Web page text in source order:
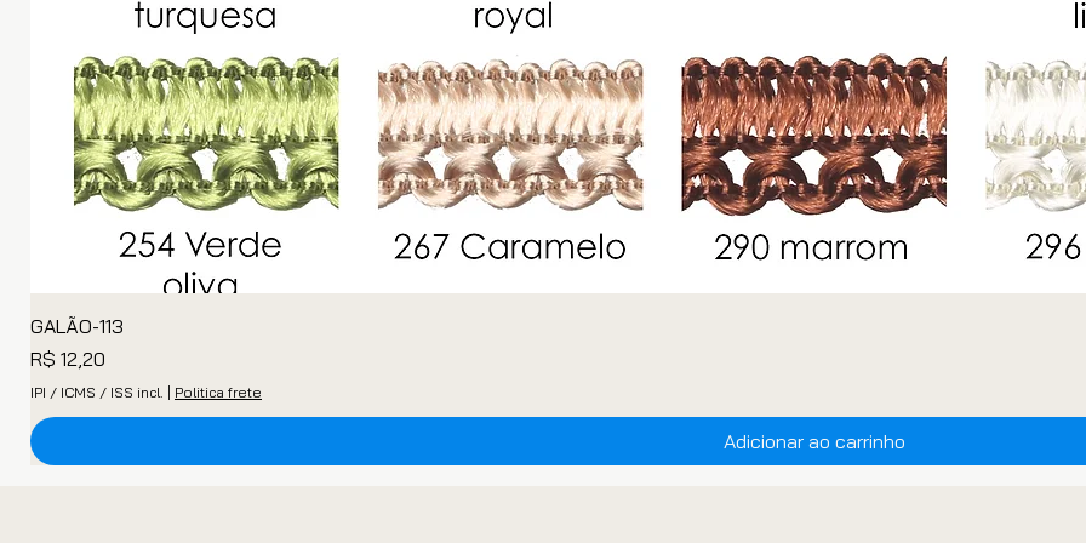
GALÃO-113
Preço
R$ 12,20
IPI / ICMS / ISS incl. | Politica frete
Adicionar ao carrinho